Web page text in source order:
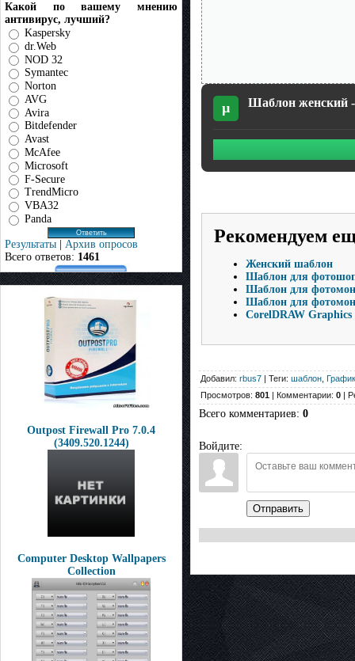
Какой по вашему мнению
антивирус, лучший?
Kaspersky
dr.Web
NOD 32
Symantec
Norton
AVG
Avira
Bitdefender
Avast
McAfee
Microsoft
F-Secure
TrendMicro
VBA32
Panda
Результаты | Архив опросов
Всего ответов: 1461
Outpost Firewall Pro 7.0.4
(3409.520.1244)
Computer Desktop Wallpapers
Collection
µ Шаблон женский -
Рекомендуем
Женский шаблон
Шаблон для
Шаблон для
Шаблон для
CorelDRAW Graphics
Добавил: rbus7 | Теги: шаблон
Просмотров: 801 | Комментарии: 0 |
Всего комментариев: 0
Войдите:
Отправить